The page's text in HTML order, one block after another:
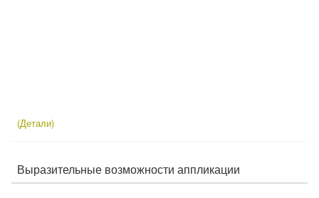
(Детали)
Выразительные возможности аппликации